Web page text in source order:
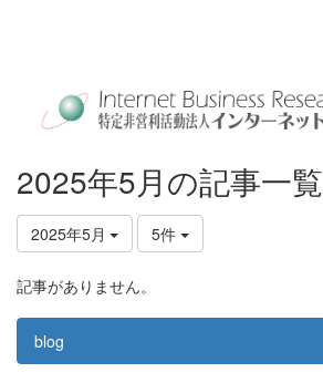
2025年5月の記事一覧
2025年5月 5件
記事がありません。
blog